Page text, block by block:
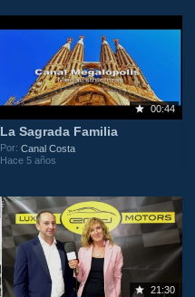
00:44
La Sagrada Familia
Por:Canal Costa
Hace 5 años
21:30